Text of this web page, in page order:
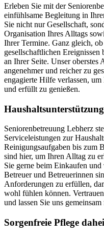
Erleben Sie mit der
einfühlsame Begleitung in
Sie nicht nur Gesellschaft,
Organisation Ihres Alltags
Ihrer Termine. Ganz gleich,
gesellschaftlichen
an Ihrer Seite. Unser oberstes
angenehmer und reicher zu
engagierte Hilfe verlassen,
und erfüllt zu genießen.
Seniorenbetreuung Lebherz
Serviceleistungen zur
Reinigungsaufgaben bis zum
sind hier, um Ihren Alltag zu
Sie gerne beim Einkaufen
Betreuer und Betreuerinnen
Anforderungen zu erfüllen,
wohl fühlen können.
und lassen Sie uns
Sorgenfreie Pflege